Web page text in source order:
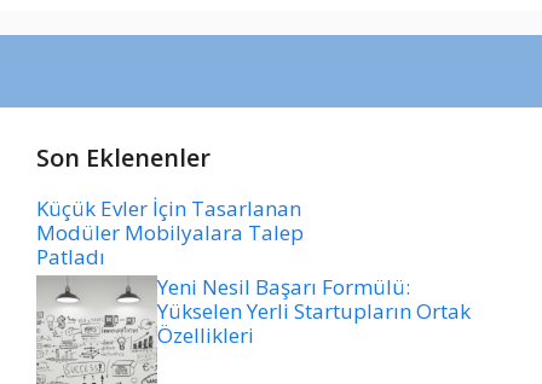
Son Eklenenler
Küçük Evler İçin Tasarlanan
Modüler Mobilyalara Talep
Patladı
Yeni Nesil Başarı Formülü:
Yükselen Yerli Startupların Ortak
Özellikleri